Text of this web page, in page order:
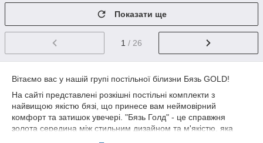
Показати ще
1 / 26
Вітаємо вас у нашій групі постільної білизни Бязь GOLD!
На сайті представлені розкішні постільні комплекти з
найвищою якістю бязі, що принесе вам неймовірний
комфорт та затишок увечері. "Бязь Голд" - це справжня
золота середина між стильним дизайном та м'якістю, яка